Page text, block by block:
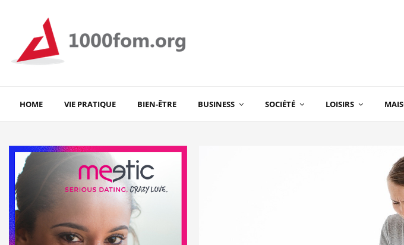
HOME VIE PRATIQUE BIEN-ÊTRE BUSINESS SOCIÉTÉ LOISIRS